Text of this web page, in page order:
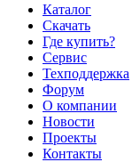
Каталог
Скачать
Где купить?
Сервис
Техподдержка
Форум
О компании
Новости
Проекты
Контакты